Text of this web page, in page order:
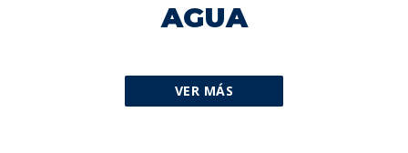
AGUA
VER MÁS